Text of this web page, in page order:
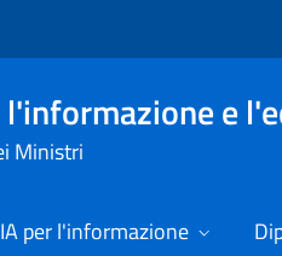
e
Ministri
per l'informazione